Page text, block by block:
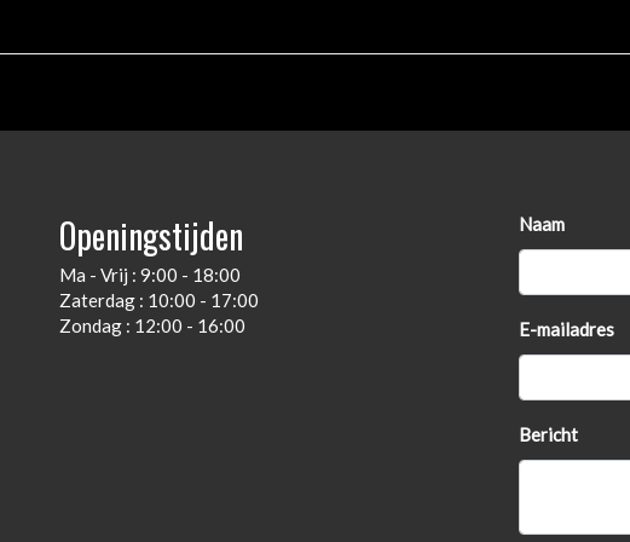
Openingstijden
Ma - Vrij : 9:00 - 18:00
Zaterdag : 10:00 - 17:00
Zondag : 12:00 - 16:00
Naam
E-mailadres
Bericht